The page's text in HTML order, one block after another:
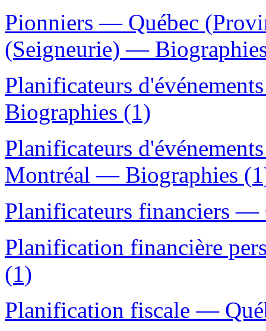
Pionniers — Québec
(Seigneurie) —
Planificateurs
Biographies (1)
Planificateurs
Montréal — Biographies
Planificateurs financiers —
Planification financière
(1)
Planification fiscale —